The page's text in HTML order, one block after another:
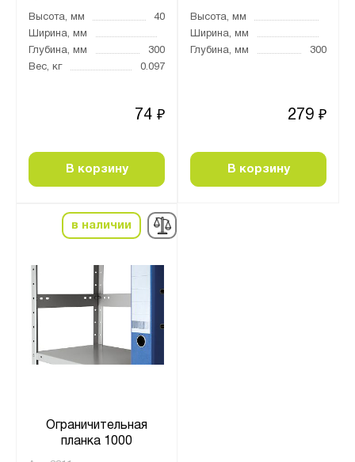
Высота, мм
40
Ширина, мм
Глубина, мм
300
Вес, кг
0.097
74 ₽
В корзину
Высота, мм
Ширина, мм
Глубина, мм
300
279 ₽
В корзину
в наличии
Ограничительная
планка 1000